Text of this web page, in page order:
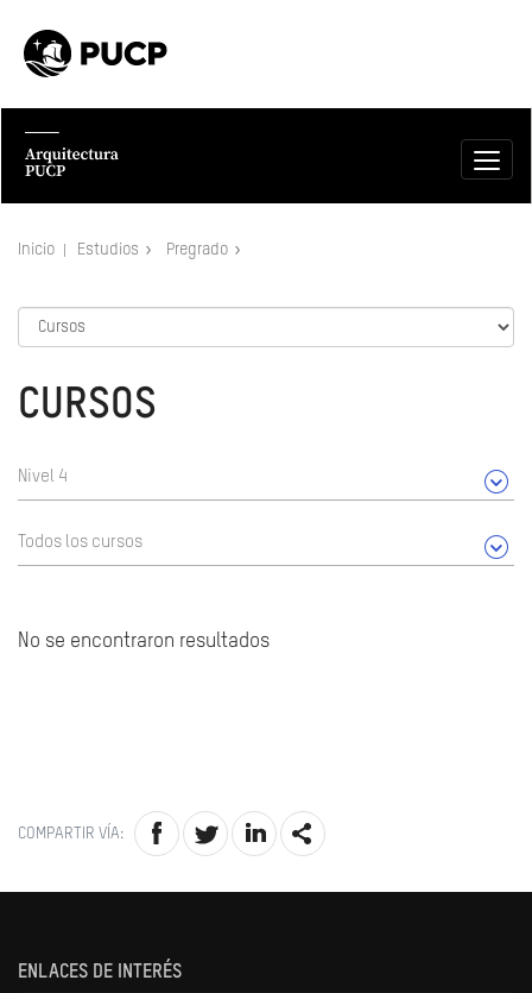
Inicio Estudios Pregrado
CURSOS
Nivel 4
Todos los cursos
No se encontraron resultados
COMPARTIR VÍA:
ENLACES DE INTERÉS